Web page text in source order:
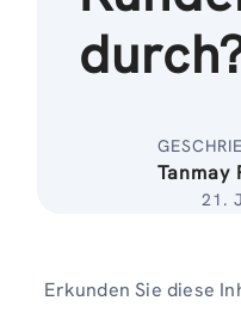
Tanmay
21.
Erkunden Sie diese